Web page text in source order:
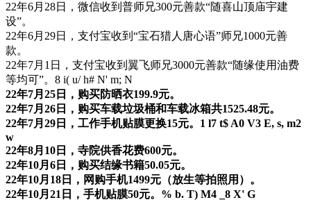
22年6月28日，微信收到普师兄300元善款“随喜山顶庙宇建
设”。
22年6月29日，支付宝收到“宝石猎人唐心语”师兄1000元善
款。
22年7月1日，支付宝收到翼飞师兄3000元善款“随缘使用油费
等均可”。 8 i( u/ h# N' m; N
22年7月25日，购买防晒衣199.9元。
22年7月26日，购买车载垃圾桶和车载冰箱共1525.48元。
22年7月29日，工作手机贴膜更换15元。 1 l7 t$ A0 V3 E, s, m2
w
22年8月10日，寺院供香花费600元。
22年10月6日，购买结缘书籍50.05元。
22年10月18日，网购手机1499元（放生等拍照用）。
22年10月21日，手机贴膜50元。 % b. T) M4 _8 X' G